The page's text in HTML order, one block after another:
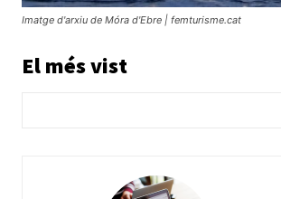
Imatge d'arxiu de Móra d'Ebre | femturisme.cat
El més vist